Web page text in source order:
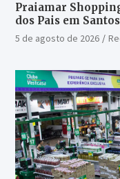
Praiamar
dos Pais em Santos
5 de agosto de 2026